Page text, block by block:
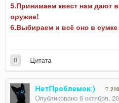
5.Принимаем квест нам дают
оружие!
6.Выбираем и всё оно в сумке
Цитата
НетПроблемок:) 210
Опубликовано 6 октября,